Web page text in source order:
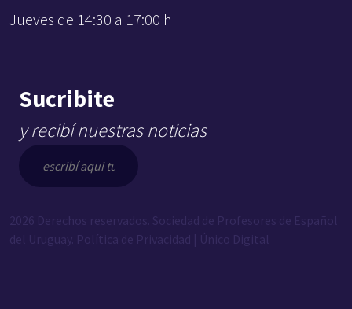
Jueves de 14:30 a 17:00 h
Sucribite
y recibí nuestras noticias
2026 Derechos reservados. Sociedad de Profesores de Español
del Uruguay. Política de Privacidad | Único Digital